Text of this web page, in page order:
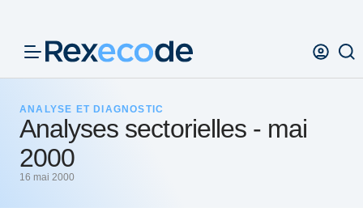
ANALYSE ET DIAGNOSTIC
Analyses sectorielles - mai
2000
16 mai 2000